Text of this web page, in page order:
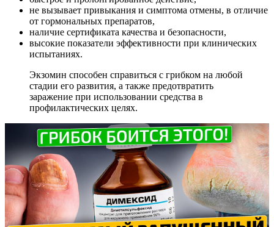
не вызывает привыкания и симптома отмены, в отличие
от гормональных препаратов,
наличие сертификата качества и безопасности,
высокие показатели эффективности при клинических
испытаниях.
Экзомин способен справиться с грибком на любой
стадии его развития, а также предотвратить
заражение при использовании средства в
профилактических целях.